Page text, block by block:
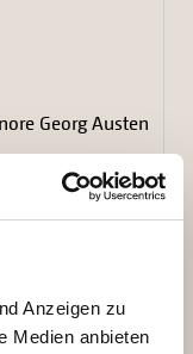
Anzeigen zu
Medien anbieten
Georg Austen
als
Foto: